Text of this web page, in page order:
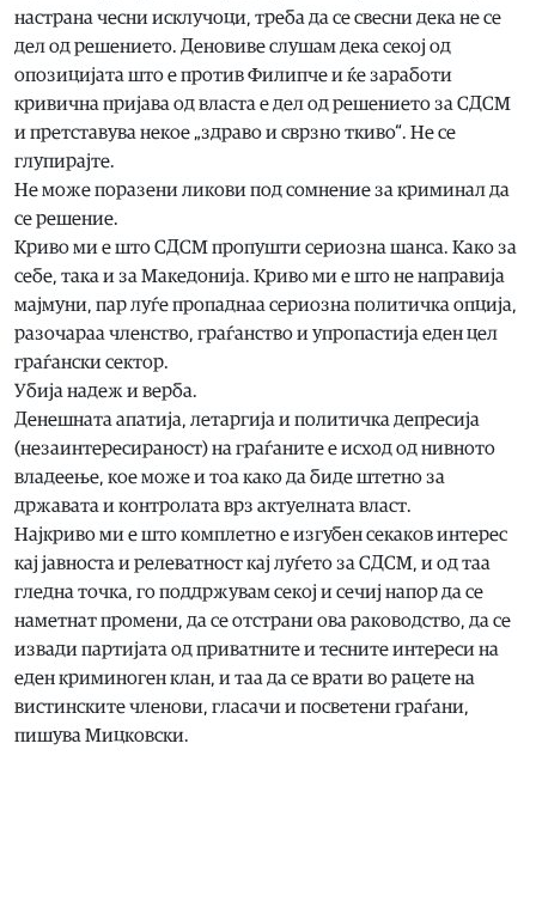
настрана чесни исклучоци, треба да се свесни дека не се
дел од решението. Деновиве слушам дека секој од
опозицијата што е против Филипче и ќе заработи
кривична пријава од власта е дел од решението за СДСМ
и претставува некое „здраво и сврзно ткиво“. Не се
глупирајте.
Не може поразени ликови под сомнение за криминал да
се решение.
Криво ми е што СДСМ пропушти сериозна шанса. Како за
себе, така и за Македонија. Криво ми е што не направија
мајмуни, пар луѓе пропаднаа сериозна политичка опција,
разочараа членство, граѓанство и упропастија еден цел
граѓански сектор.
Убија надеж и верба.
Денешната апатија, летаргија и политичка депресија
(незаинтересираност) на граѓаните е исход од нивното
владеење, кое може и тоа како да биде штетно за
државата и контролата врз актуелната власт.
Најкриво ми е што комплетно е изгубен секаков интерес
кај јавноста и релеватност кај луѓето за СДСМ, и од таа
гледна точка, го поддржувам секој и сечиј напор да се
наметнат промени, да се отстрани ова раководство, да се
извади партијата од приватните и тесните интереси на
еден криминоген клан, и таа да се врати во рацете на
вистинските членови, гласачи и посветени граѓани,
пишува Мицковски.